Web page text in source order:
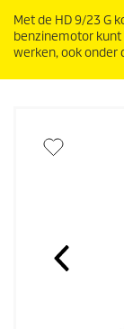
Met de HD 9/23 G
benzinemotor kunt
werken, ook onder